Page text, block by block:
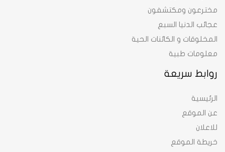
روابط سريعة
الرئيسية
عن الموقع
للاعلان
خريطة الموقع
مخترعون ومكتشفون
عجائب الدنيا السبع
المخلوقات و الكائنات الحية
معلومات طبية